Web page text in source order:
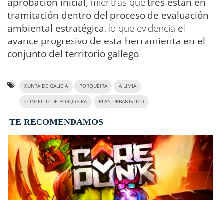
tramitación dentro del proceso de evaluación
ambiental estratégica, lo que evidencia el
avance progresivo de esta herramienta en el
conjunto del territorio gallego.
XUNTA DE GALICIA PORQUEIRA A LIMIA
CONCELLO DE PORQUEIRA PLAN URBANÍSTICO
TE RECOMENDAMOS